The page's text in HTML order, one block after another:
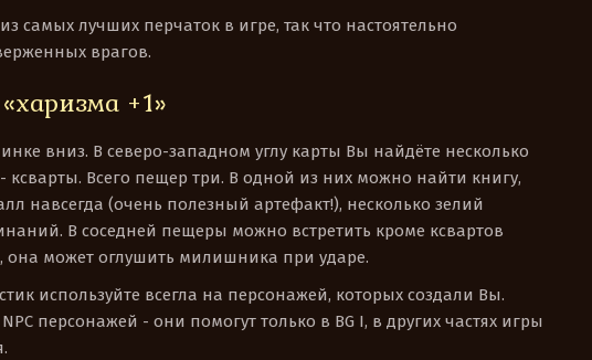
самых лучших перчаток в игре, так что настоятельно
врагов.
+1»
вниз. В северо-западном углу карты Вы найдёте несколько
ксварты. Всего пещер три. В одной из них можно найти книгу,
навсегда (очень полезный артефакт!), несколько зелий
В соседней пещеры можно встретить кроме ксвартов
она может оглушить милишника при ударе.
используйте всегла на персонажей, которых создали Вы.
персонажей - они помогут только в BG I, в других частях игры